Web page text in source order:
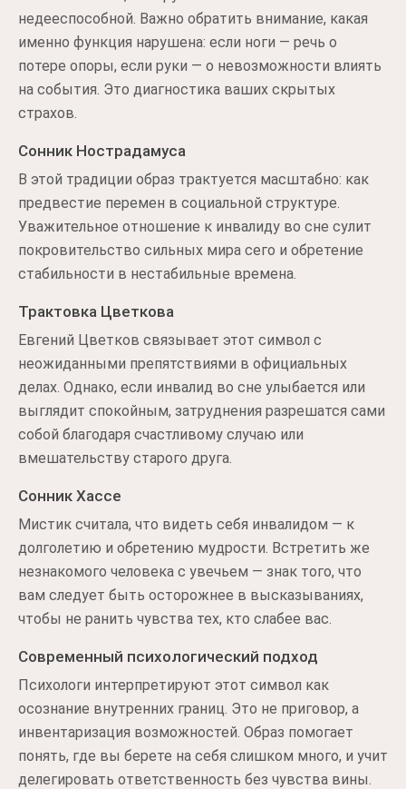
недееспособной. Важно обратить внимание, какая
именно функция нарушена: если ноги — речь о
потере опоры, если руки — о невозможности влиять
на события. Это диагностика ваших скрытых
страхов.
Сонник Нострадамуса
В этой традиции образ трактуется масштабно: как
предвестие перемен в социальной структуре.
Уважительное отношение к инвалиду во сне сулит
покровительство сильных мира сего и обретение
стабильности в нестабильные времена.
Трактовка Цветкова
Евгений Цветков связывает этот символ с
неожиданными препятствиями в официальных
делах. Однако, если инвалид во сне улыбается или
выглядит спокойным, затруднения разрешатся сами
собой благодаря счастливому случаю или
вмешательству старого друга.
Сонник Хассе
Мистик считала, что видеть себя инвалидом — к
долголетию и обретению мудрости. Встретить же
незнакомого человека с увечьем — знак того, что
вам следует быть осторожнее в высказываниях,
чтобы не ранить чувства тех, кто слабее вас.
Современный психологический подход
Психологи интерпретируют этот символ как
осознание внутренних границ. Это не приговор, а
инвентаризация возможностей. Образ помогает
понять, где вы берете на себя слишком много, и учит
делегировать ответственность без чувства вины.